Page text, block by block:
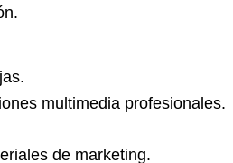
multimedia profesionales.
de marketing.